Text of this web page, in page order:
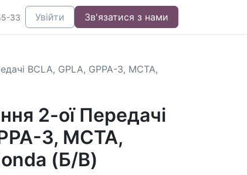
33 Увійти Зв'язатися з нами
BCLA, GPLA, GPPA-3, MCTA,
2-ої Передачі
3, MCTA,
(Б/В)